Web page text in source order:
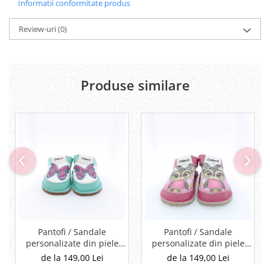
Informatii conformitate produs
Review-uri(0)
Produse similare
Pantofi / Sandale
personalizate din piele
naturala cu print digital -
de la 149,00 Lei
Pantofi / Sandale
personalizate din piele
naturala cu print digital -
de la 149,00 Lei